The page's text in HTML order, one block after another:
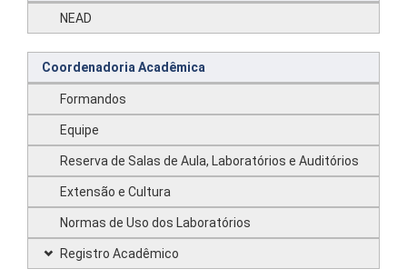
NEAD
Coordenadoria Acadêmica
Formandos
Equipe
Reserva de Salas de Aula, Laboratórios e Auditórios
Extensão e Cultura
Normas de Uso dos Laboratórios
Registro Acadêmico